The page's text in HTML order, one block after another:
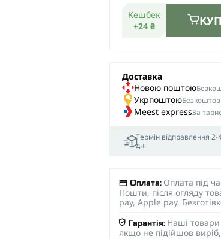
Кешбек
+24 ₴
Доставка
Новою поштою
Укрпоштою
Meest expressЗа
Термін відправлення 2-
дні
Оплата: Оплата під
Пошти, після огляду
pay, Apple pay,
Гарантія: Наші товари
якщо не підійшов